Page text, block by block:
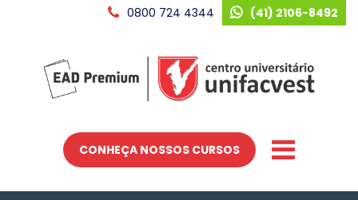
(41) 2106-8492
0800 724 4344
CONHEÇA NOSSOS CURSOS